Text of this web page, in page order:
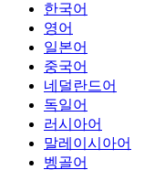
한국어
영어
일본어
중국어
네덜란드어
독일어
러시아어
말레이시아어
벵골어